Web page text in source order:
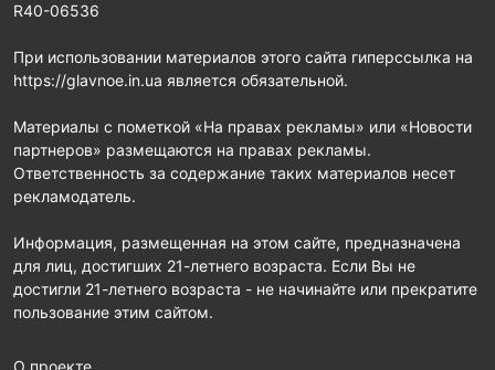
R40-06536
При использовании материалов этого сайта гиперссылка на
https://glavnoe.in.ua является обязательной.
Материалы с пометкой «На правах рекламы» или «Новости
партнеров» размещаются на правах рекламы.
Ответственность за содержание таких материалов несет
рекламодатель.
Информация, размещенная на этом сайте, предназначена
для лиц, достигших 21-летнего возраста. Если Вы не
достигли 21-летнего возраста - не начинайте или прекратите
пользование этим сайтом.